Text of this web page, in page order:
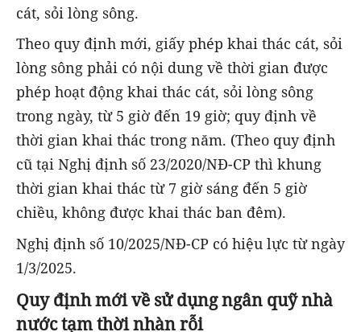
cát, sỏi lòng sông.
Theo quy định mới, giấy phép khai thác cát, sỏi
lòng sông phải có nội dung về thời gian được
phép hoạt động khai thác cát, sỏi lòng sông
trong ngày, từ 5 giờ đến 19 giờ; quy định về
thời gian khai thác trong năm. (Theo quy định
cũ tại Nghị định số 23/2020/NĐ-CP thì khung
thời gian khai thác từ 7 giờ sáng đến 5 giờ
chiều, không được khai thác ban đêm).
Nghị định số 10/2025/NĐ-CP có hiệu lực từ ngày
1/3/2025.
Quy định mới về sử dụng ngân quỹ nhà
nước tạm thời nhàn rỗi